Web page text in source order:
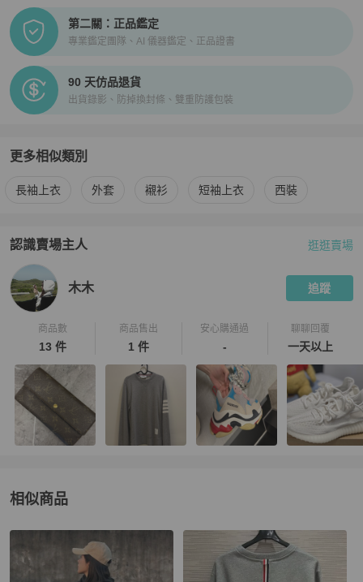
第二關：正品鑑定
專業鑑定團隊、AI 儀器鑑定、正品證書
90 天仿品退貨
出貨錄影、防掉換封條、雙重防護包裝
更多相似類別
更多Thom Browne男裝 相似商品推薦
長袖上衣 外套 襯衫 短袖上衣 西裝
認識賣場主人
PopChill 拍拍圈嚴選賣家
逛逛賣場
木木 追蹤
商品數
13 件
商品售出
1 件
安心購通過
-
聊聊回覆
一天以上
相似商品
更多相似Thom Browne男裝推薦精品